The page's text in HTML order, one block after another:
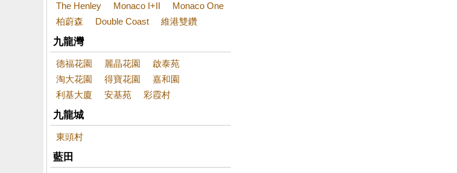
The Henley
Monaco I+II
Monaco One
柏蔚森
Double Coast 維港雙鑽
九龍灣
德福花園 麗晶花園
啟泰苑
淘大花園
得寶花園
嘉和園
利基大廈
安基苑 彩霞村
九龍城
東頭村
藍田